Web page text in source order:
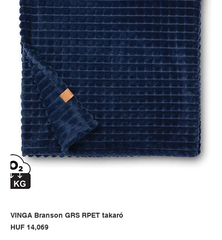
VINGA Branson GRS RPET takaró
Price
HUF 14,069